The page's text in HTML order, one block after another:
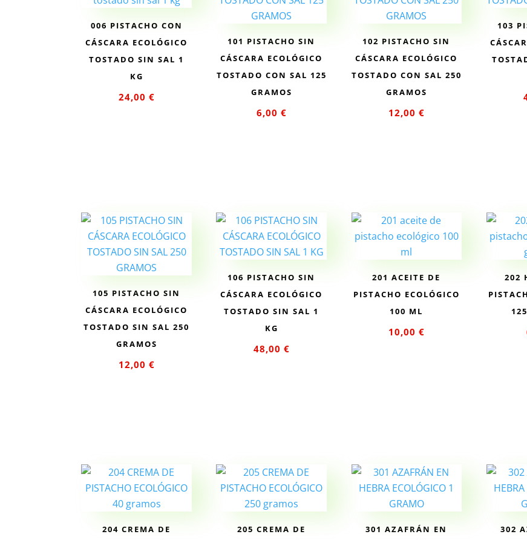
006 PISTACHO CON
CÁSCARA ECOLÓGICO
TOSTADO SIN SAL 1
KG
24,00 €
101 PISTACHO SIN
CÁSCARA ECOLÓGICO
TOSTADO CON SAL 125
GRAMOS
6,00 €
102 PISTACHO SIN
CÁSCARA ECOLÓGICO
TOSTADO CON SAL 250
GRAMOS
12,00 €
103
105 PISTACHO SIN
CÁSCARA ECOLÓGICO
TOSTADO SIN SAL 250
GRAMOS
12,00 €
106 PISTACHO SIN
CÁSCARA ECOLÓGICO
TOSTADO SIN SAL 1
KG
48,00 €
201 ACEITE DE
PISTACHO ECOLÓGICO
100 ML
10,00 €
202
204 CREMA DE
205 CREMA DE
301 AZAFRÁN EN
302